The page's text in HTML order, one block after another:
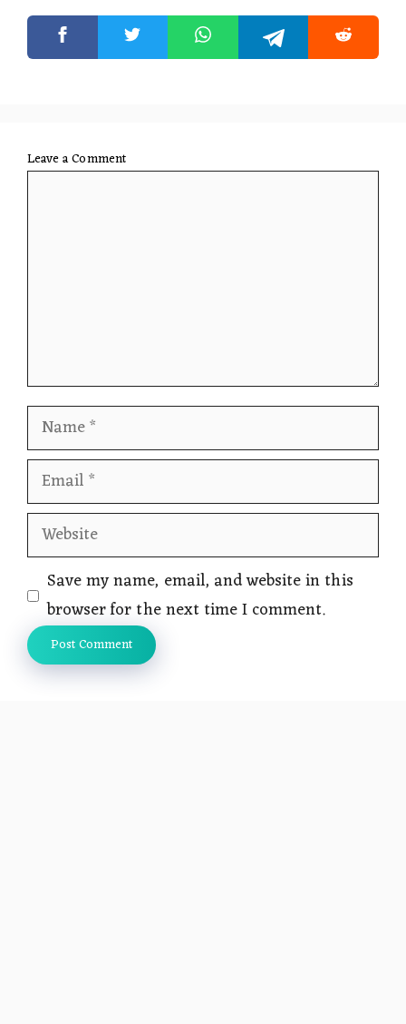
Leave a Comment
Name
Email
Website
Save my name, email, and website in this
browser for the next time I comment.